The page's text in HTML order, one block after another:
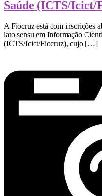
Saúde (ICTS/Icict/
A Fiocruz está com inscrições
lato sensu em Informação
(ICTS/Icict/Fiocruz), cujo […]